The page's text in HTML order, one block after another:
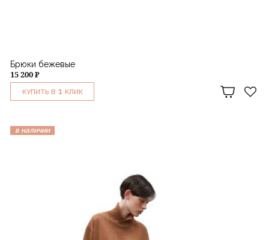
Брюки бежевые
15 200 ₽
КУПИТЬ В 1 КЛИК
в наличии